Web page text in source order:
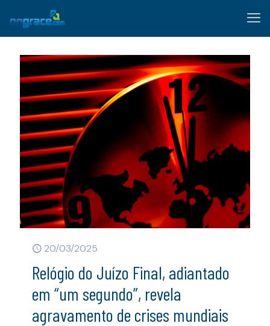
20/03/2025
Relógio do Juízo Final, adiantado
em “um segundo”, revela
agravamento de crises mundiais